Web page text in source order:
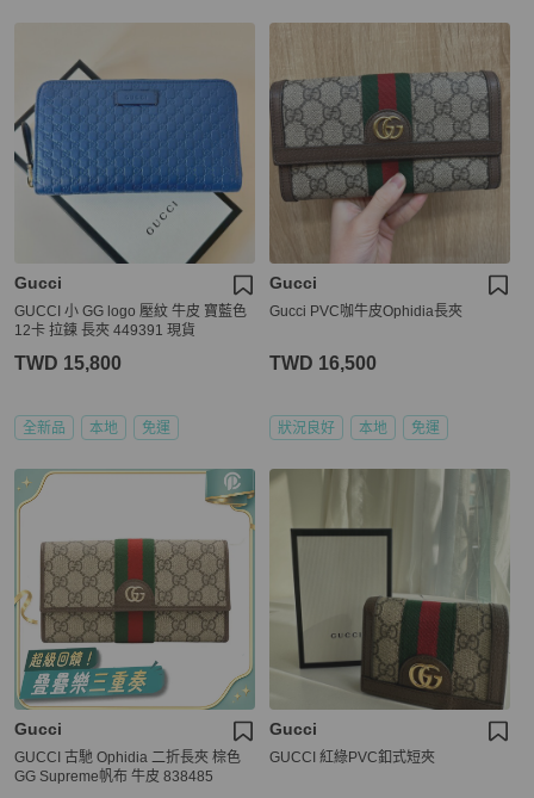
Gucci
GUCCI 小 GG logo 壓紋 牛皮 寶藍色
12卡 拉鍊 長夾 449391 現貨
TWD 15,800
全新品 本地 免運
Gucci
Gucci PVC咖牛皮Ophidia長夾
TWD 16,500
狀況良好 本地 免運
Gucci
GUCCI 古馳 Ophidia 二折長夾 棕色
GG Supreme帆布 牛皮 838485
Gucci
GUCCI 紅綠PVC釦式短夾